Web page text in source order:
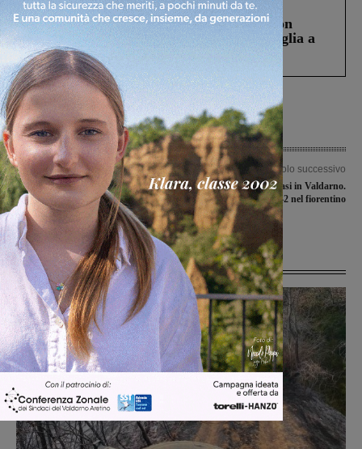
Cronaca 3 Agosto 2026
Scomparso da una struttura di Castiglion
Fiorentino l’uomo che aveva ucciso la figlia a
Levane nel 2020
Articolo precedente
La Marzocco Sangiovannese e la
Sangiovannese sempre a fianco del
“Veliero” nell’avviamento allo sport
Articolo successivo
Covid-19, 94 nuovi casi in Valdarno.
52 nell’aretino, 42 nel fiorentino
Ultime Notizie